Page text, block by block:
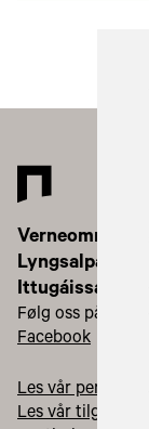
Lyngsalpan
Ittugáissáid
Følg oss på:
Facebook
Les vår
Les vår